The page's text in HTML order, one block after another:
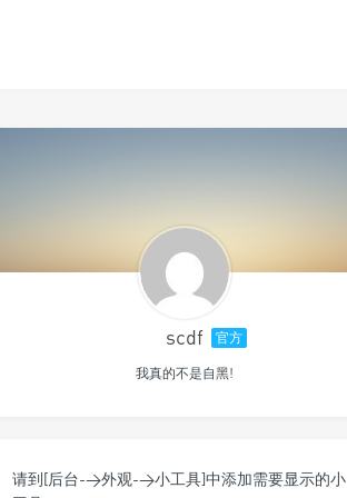
scdf 官方
我真的不是自黑!
请到[后台->外观->小工具]中添加需要显示的小